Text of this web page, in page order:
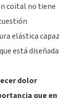
coital no tiene
elástica capaz
está diseñada
dolor
que en